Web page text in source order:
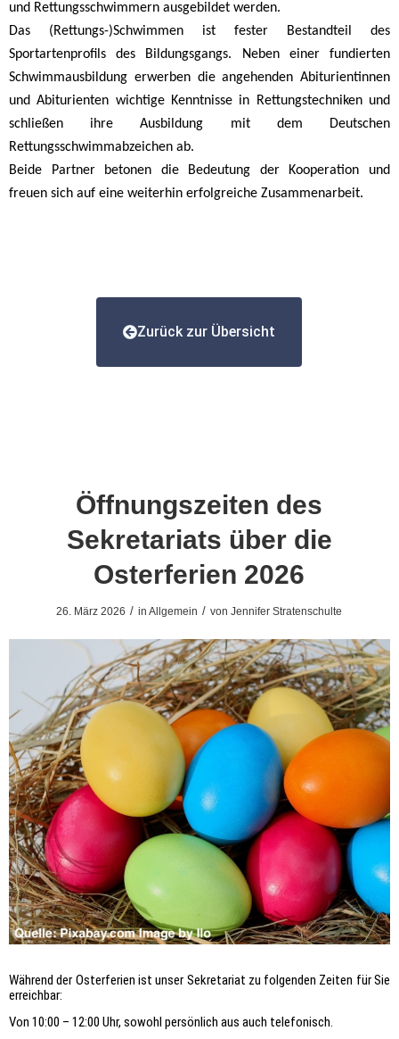
und Rettungsschwimmern ausgebildet werden.
Das (Rettungs-)Schwimmen ist fester Bestandteil des
Sportartenprofils des Bildungsgangs. Neben einer fundierten
Schwimmausbildung erwerben die angehenden Abiturientinnen
und Abiturienten wichtige Kenntnisse in Rettungstechniken und
schließen ihre Ausbildung mit dem Deutschen
Rettungsschwimmabzeichen ab.
Beide Partner betonen die Bedeutung der Kooperation und
freuen sich auf eine weiterhin erfolgreiche Zusammenarbeit.
Zurück zur Übersicht
Öffnungszeiten des
Sekretariats über die
Osterferien 2026
26. März 2026 / inAllgemein / vonJennifer Stratenschulte
Während der Osterferien ist unser Sekretariat zu folgenden Zeiten für Sie
erreichbar:
Von 10:00 – 12:00 Uhr, sowohl persönlich aus auch telefonisch.